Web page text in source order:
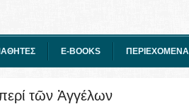
E-BOOKS ΠΕΡΙΕΧΟΜΕΝΑ
τῶν Ἀγγέλων